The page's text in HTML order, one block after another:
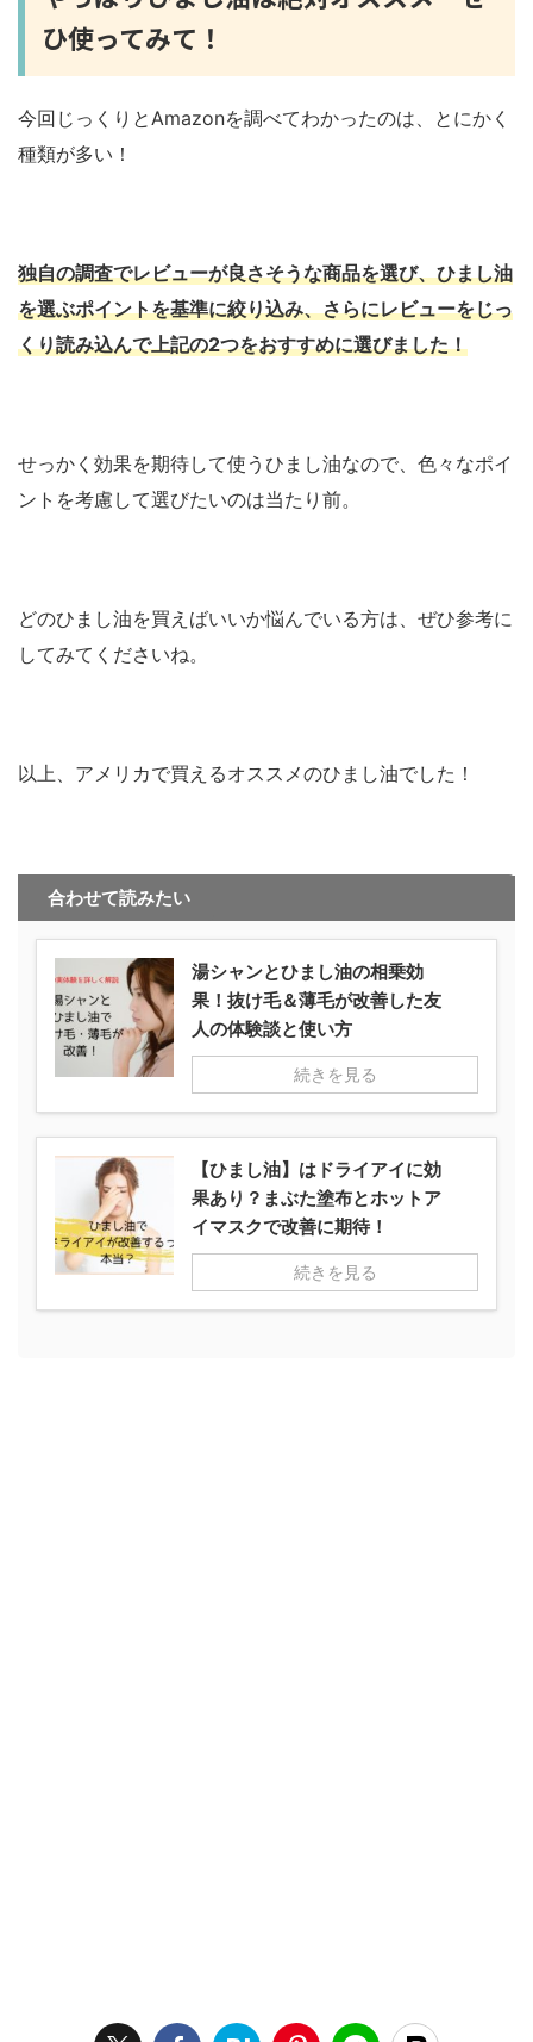
ひ使ってみて！
今回じっくりとAmazonを調べてわかったのは、とにかく
種類が多い！
独自の調査でレビューが良さそうな商品を選び、ひまし油
を選ぶポイントを基準に絞り込み、さらにレビューをじっ
くり読み込んで上記の2つをおすすめに選びました！
せっかく効果を期待して使うひまし油なので、色々なポイ
ントを考慮して選びたいのは当たり前。
どのひまし油を買えばいいか悩んでいる方は、ぜひ参考に
してみてくださいね。
以上、アメリカで買えるオススメのひまし油でした！
合わせて読みたい
湯シャンとひまし油の相乗効
果！抜け毛＆薄毛が改善した友
人の体験談と使い方
続きを見る
【ひまし油】はドライアイに効
果あり？まぶた塗布とホットア
イマスクで改善に期待！
続きを見る